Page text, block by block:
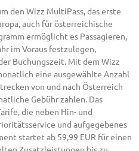
den Wizz MultiPass, das erste
auch für österreichische
ermöglicht es Passagieren,
im Voraus festzulegen,
Buchungszeit. Mit dem Wizz
eine ausgewählte Anzahl
von und nach Österreich
Gebühr zahlen. Das
die neben Hin- und
und aufgegebenes
startet ab 59,99 EUR für einen